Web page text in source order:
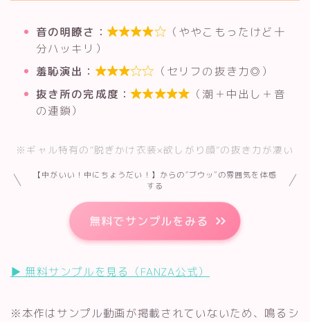
音の明瞭さ： 
（ややこもったけど十
分ハッキリ）
羞恥演出： 
（セリフの抜き力◎）
抜き所の完成度：
（潮＋中出し＋音
の連鎖）
※ギャル特有の“脱ぎかけ衣装×欲しがり顔”の抜き力が凄い
【中がいい！中にちょうだい！】からの“ブウッ”の雰囲気を体感
する
無料でサンプルをみる
▶︎ 無料サンプルを見る（FANZA公式）
※本作はサンプル動画が掲載されていないため、鳴るシ